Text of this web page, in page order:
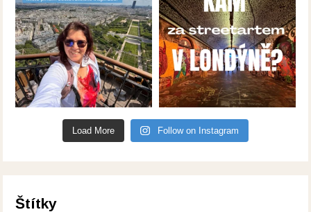
Load More Follow on Instagram
Štítky